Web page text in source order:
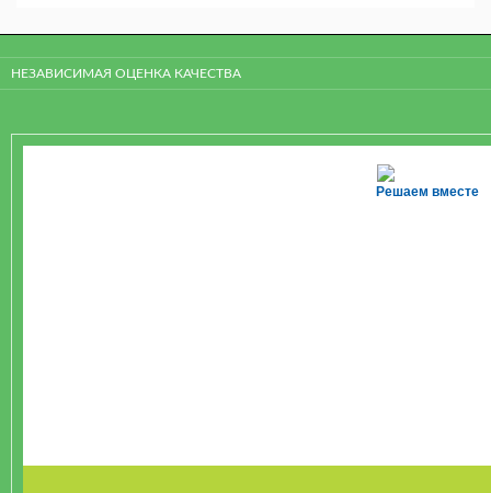
НЕЗАВИСИМАЯ ОЦЕНКА КАЧЕСТВА
Решаем вместе